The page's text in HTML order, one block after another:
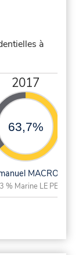
à
2017
63,7%
MACRON
% Marine LE PEN